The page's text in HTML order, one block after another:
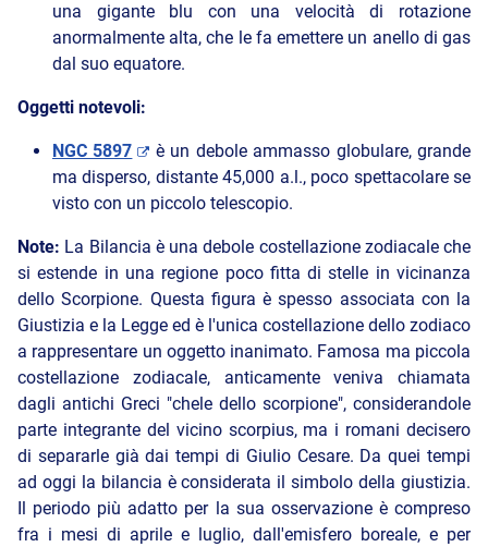
una gigante blu con una velocità di rotazione
anormalmente alta, che le fa emettere un anello di gas
dal suo equatore.
Oggetti notevoli:
NGC 5897
è un debole ammasso globulare, grande
ma disperso, distante 45,000 a.l., poco spettacolare se
visto con un piccolo telescopio.
Note: La Bilancia è una debole costellazione zodiacale che
si estende in una regione poco fitta di stelle in vicinanza
dello Scorpione. Questa figura è spesso associata con la
Giustizia e la Legge ed è l'unica costellazione dello zodiaco
a rappresentare un oggetto inanimato. Famosa ma piccola
costellazione zodiacale, anticamente veniva chiamata
dagli antichi Greci "chele dello scorpione", considerandole
parte integrante del vicino scorpius, ma i romani decisero
di separarle già dai tempi di Giulio Cesare. Da quei tempi
ad oggi la bilancia è considerata il simbolo della giustizia.
Il periodo più adatto per la sua osservazione è compreso
fra i mesi di aprile e luglio, dall'emisfero boreale, e per